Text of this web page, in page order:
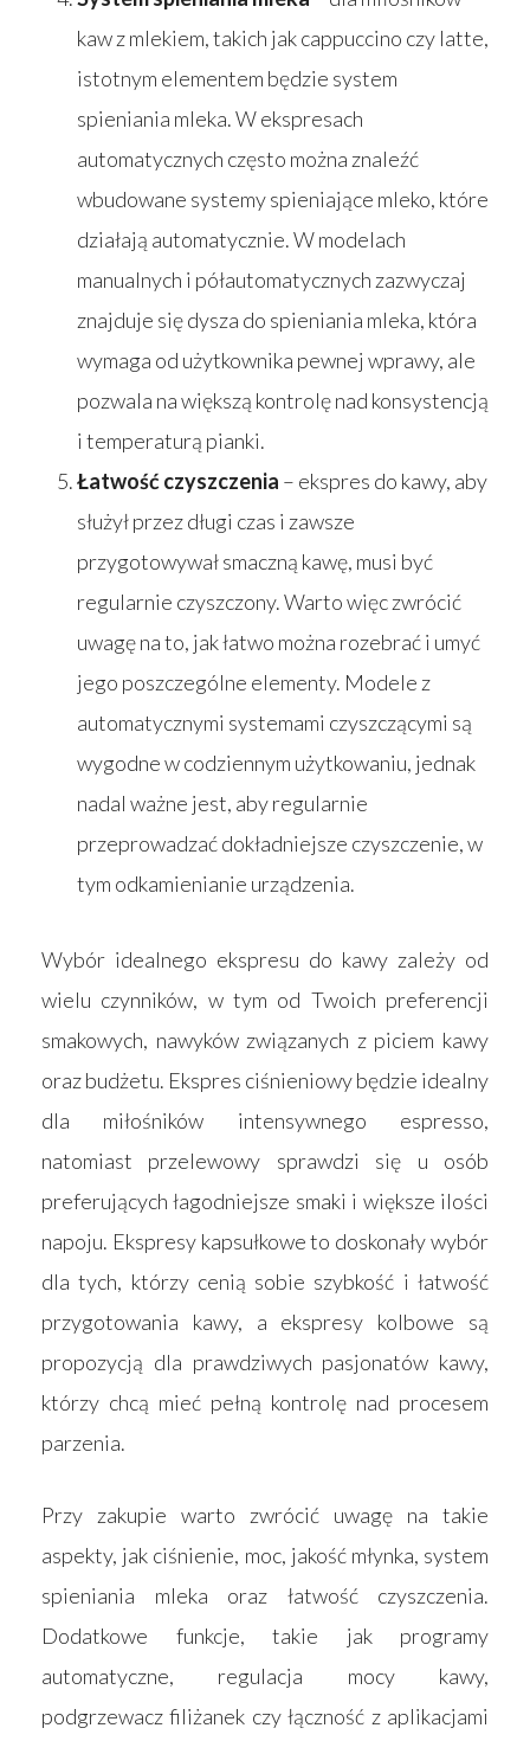
kaw z mlekiem, takich jak cappuccino czy latte,
istotnym elementem będzie system
spieniania mleka. W ekspresach
automatycznych często można znaleźć
wbudowane systemy spieniające mleko, które
działają automatycznie. W modelach
manualnych i półautomatycznych zazwyczaj
znajduje się dysza do spieniania mleka, która
wymaga od użytkownika pewnej wprawy, ale
pozwala na większą kontrolę nad konsystencją
i temperaturą pianki.
Łatwość czyszczenia – ekspres do kawy, aby
służył przez długi czas i zawsze
przygotowywał smaczną kawę, musi być
regularnie czyszczony. Warto więc zwrócić
uwagę na to, jak łatwo można rozebrać i umyć
jego poszczególne elementy. Modele z
automatycznymi systemami czyszczącymi są
wygodne w codziennym użytkowaniu, jednak
nadal ważne jest, aby regularnie
przeprowadzać dokładniejsze czyszczenie, w
tym odkamienianie urządzenia.
Wybór idealnego ekspresu do kawy zależy od
wielu czynników, w tym od Twoich preferencji
smakowych, nawyków związanych z piciem kawy
oraz budżetu. Ekspres ciśnieniowy będzie idealny
dla miłośników intensywnego espresso,
natomiast przelewowy sprawdzi się u osób
preferujących łagodniejsze smaki i większe ilości
napoju. Ekspresy kapsułkowe to doskonały wybór
dla tych, którzy cenią sobie szybkość i łatwość
przygotowania kawy, a ekspresy kolbowe są
propozycją dla prawdziwych pasjonatów kawy,
którzy chcą mieć pełną kontrolę nad procesem
parzenia.
Przy zakupie warto zwrócić uwagę na takie
aspekty, jak ciśnienie, moc, jakość młynka, system
spieniania mleka oraz łatwość czyszczenia.
Dodatkowe funkcje, takie jak programy
automatyczne, regulacja mocy kawy,
podgrzewacz filiżanek czy łączność z aplikacjami